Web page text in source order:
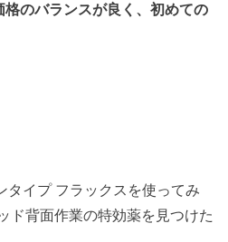
格のバランスが良く、初めての
タイプ フラックスを使ってみ
ド背面作業の特効薬を見つけた